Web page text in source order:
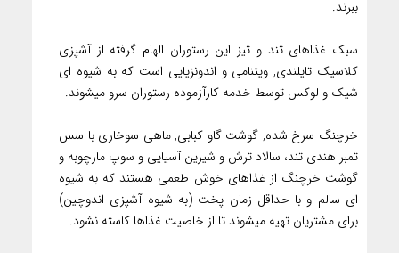
ببرند.
سبک غذاهای تند و تیز این رستوران الهام گرفته از آشپزی
کلاسیک تایلندی, ویتنامی و اندونزیایی است که به شیوه ای
شیک و لوکس توسط خدمه کارآزموده رستوران سرو میشوند.
خرچنگ سرخ شده, گوشت گاو کبابی, ماهی سوخاری با سس
تمبر هندی تند، سالاد ترش و شیرین آسیایی و سوپ مارچوبه و
گوشت خرچنگ از غذاهای خوش طعمی هستند که به شیوه
ای سالم و با حداقل زمان پخت (به شیوه آشپزی اندوچین)
برای مشتریان تهیه میشوند تا از خاصیت غذاها کاسته نشود.